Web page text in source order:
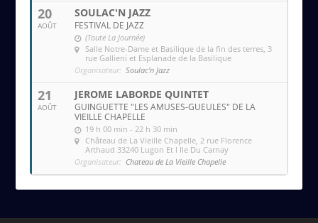
20
AOÛT
SOULAC'N JAZZ
FESTIVAL DE JAZZ
(Toute La Journée)
Salle Notre-Dame et Basilique de la fin des terres, 3
rue Gallieni et Esplanade de la Basilique
Organisateur: Soulac'n Jazz
21
AOÛT
JEROME LABORDE QUINTET
GUINGUETTE "LES AMUSES-GUEULES" DE LA
VIEILLE CHAPELLE
19 h 00 min - 22 h 30 min
Château de La Vieille Chapelle, 2 rue Florence
Arthaud 33240 Lugon Et l Ile Du Carnay
Organisateur: Chateau de La Vieille Chapelle